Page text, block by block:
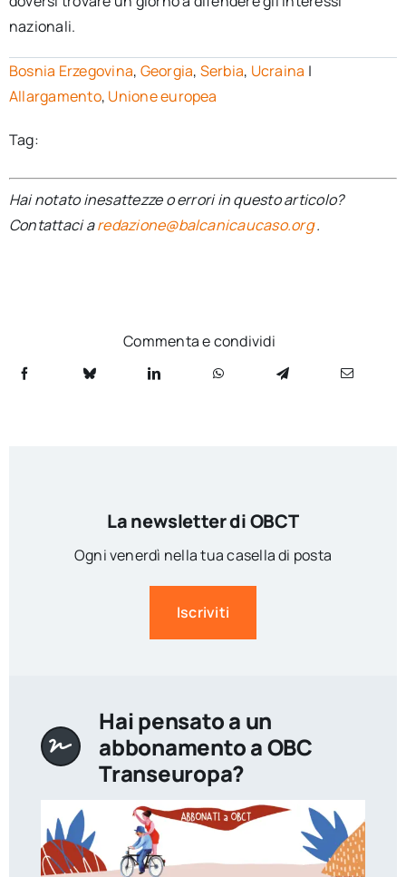
nazionali.
Bosnia Erzegovina, Georgia, Serbia, Ucraina |
Allargamento, Unione europea
Tag:
Hai notato inesattezze o errori in questo articolo?
Contattaci aredazione@balcanicaucaso.org.
Commenta e condividi
La newsletter di OBCT
Ogni venerdì nella tua casella di posta
Iscriviti
Hai pensato a un
abbonamento a OBC
Transeuropa?